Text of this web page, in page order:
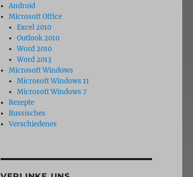
Android
Microsoft Office
Excel 2010
Outlook 2010
Word 2010
Word 2013
Microsoft Windows
Microsoft Windows 11
Microsoft Windows 7
Rezepte
Russisches
Verschiedenes